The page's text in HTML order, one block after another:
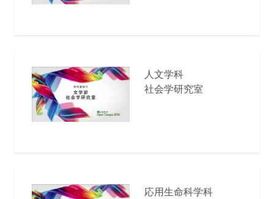
人文学科
社会学研究室
応用生命科学科